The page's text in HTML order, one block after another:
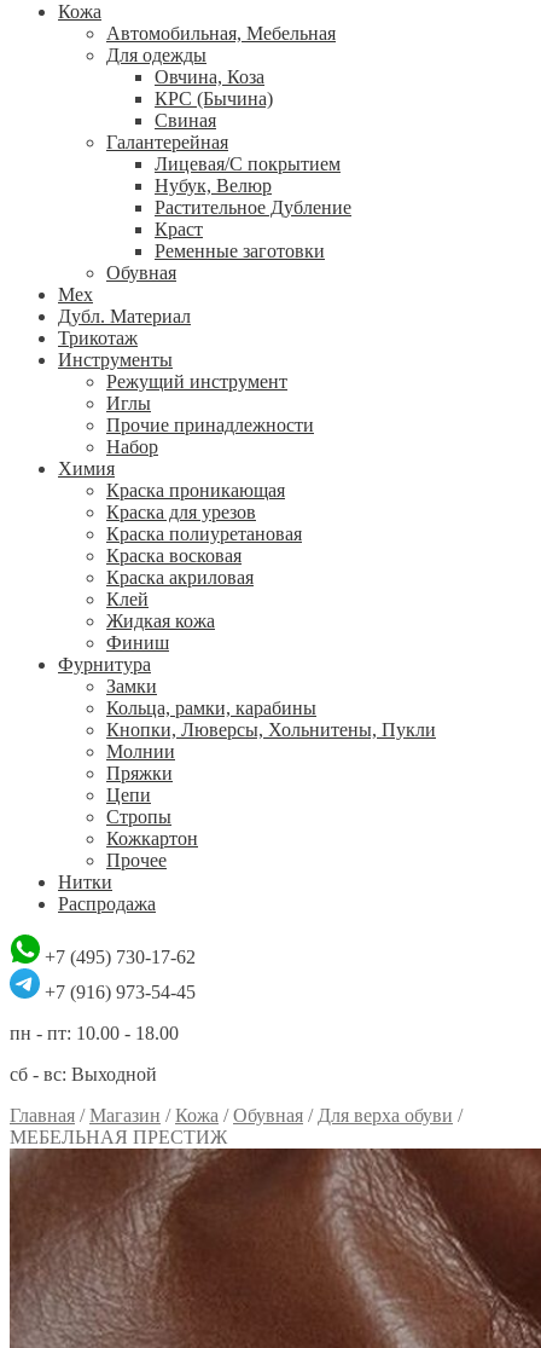
Кожа
Автомобильная, Мебельная
Для одежды
Овчина, Коза
КРС (Бычина)
Свиная
Галантерейная
Лицевая/С покрытием
Нубук, Велюр
Растительное Дубление
Краст
Ременные заготовки
Обувная
Мех
Дубл. Материал
Трикотаж
Инструменты
Режущий инструмент
Иглы
Прочие принадлежности
Набор
Химия
Краска проникающая
Краска для урезов
Краска полиуретановая
Краска восковая
Краска акриловая
Клей
Жидкая кожа
Финиш
Фурнитура
Замки
Кольца, рамки, карабины
Кнопки, Люверсы, Хольнитены, Пукли
Молнии
Пряжки
Цепи
Стропы
Кожкартон
Прочее
Нитки
Распродажа
+7 (495) 730-17-62
+7 (916) 973-54-45
пн - пт: 10.00 - 18.00
сб - вс: Выходной
Главная /Магазин /Кожа /Обувная / Для верха обуви /
МЕБЕЛЬНАЯ ПРЕСТИЖ